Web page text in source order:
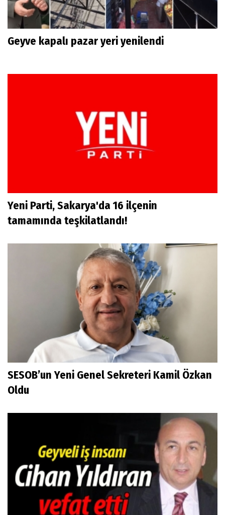
Geyve kapalı pazar yeri yenilendi
Yeni Parti, Sakarya'da 16 ilçenin
tamamında teşkilatlandı!
SESOB’un Yeni Genel Sekreteri Kamil Özkan
Oldu